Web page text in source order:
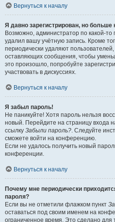
Вернуться к началу
Я давно зарегистрирован, но больше
Возможно, администратор по какой-то
удалил вашу учётную запись. Кроме
периодически удаляют
оставляющих сообщения, чтобы
это произошло, попробуйте
участвовать в дискуссиях.
Вернуться к началу
Я забыл пароль!
Не паникуйте! Хотя пароль нельзя
новый. Перейдите на страницу входа
ссылку Забыли пароль?. Следуйте
сможете войти на конференцию.
Если не удалось получить новый
конференции.
Вернуться к началу
Почему мне периодически
пароля?
Если вы не отметили флажком пункт
оставаться под своим именем на
ограниченное время. Это сделано для